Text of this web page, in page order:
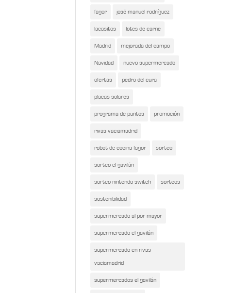
fagor josé manuel rodríguez
lacasitos lotes de carne
Madrid mejorada del campo
Navidad nuevo supermercado
ofertas pedro del cura
placas solares
programa de puntos promoción
rivas vaciamadrid
robot de cocina fagor sorteo
sorteo el gavilán
sorteo nintendo switch sorteos
sostenibilidad
supermercado al por mayor
supermercado el gavilán
supermercado en rivas
vaciamadrid
supermercados el gavilán